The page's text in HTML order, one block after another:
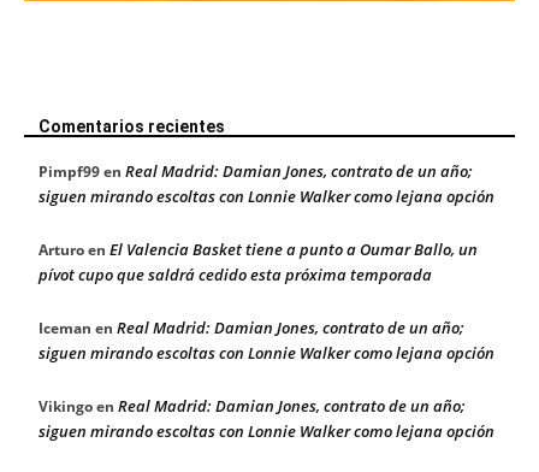
Comentarios recientes
Pimpf99en Real Madrid: Damian Jones, contrato de un año;
siguen mirando escoltas con Lonnie Walker como lejana opción
Arturoen El Valencia Basket tiene a punto a Oumar Ballo, un
pívot cupo que saldrá cedido esta próxima temporada
Iceman en Real Madrid: Damian Jones, contrato de un año;
siguen mirando escoltas con Lonnie Walker como lejana opción
Vikingoen Real Madrid: Damian Jones, contrato de un año;
siguen mirando escoltas con Lonnie Walker como lejana opción